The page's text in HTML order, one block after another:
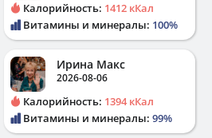
Калорийность: 1412 кКал
Витамины и минералы: 100%
Ирина Макс
2026-08-06
Калорийность: 1394 кКал
Витамины и минералы: 99%